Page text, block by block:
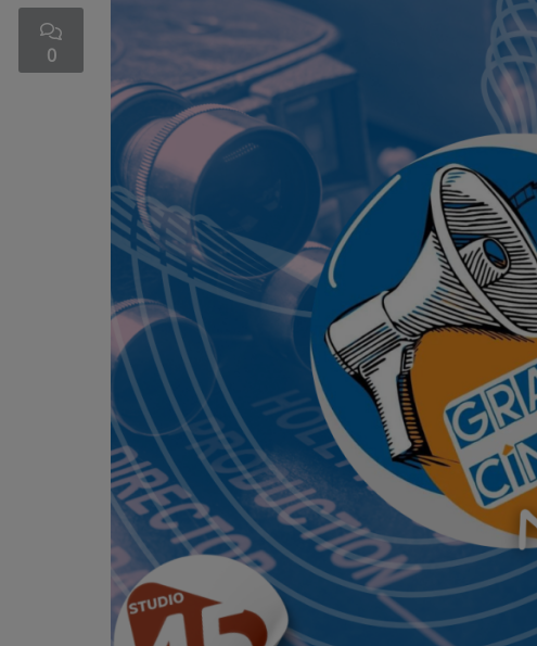
GRAFFITI CINÉMA
LES ASSOCIÉS DU JOUR
LA CHRONIQUE ENVIRONNEMENTALE
LA CHRONIQUE MUSICALE
L'ÉNERGIE DES 9 ÉTOILES
MIXTAPE ADDICT RADIO SHOW
"SI ON CHANTAIT", L'ÉMISSION
SONS 2 DARONS
PODCASTS
INTERVIEW
0